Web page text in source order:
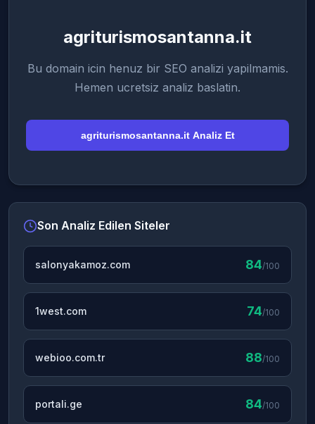
agriturismosantanna.it
Bu domain icin henuz bir SEO analizi yapilmamis.
Hemen ucretsiz analiz baslatin.
agriturismosantanna.it Analiz Et
Son Analiz Edilen Siteler
salonyakamoz.com 84/100
1west.com 74/100
webioo.com.tr 88/100
portali.ge 84/100